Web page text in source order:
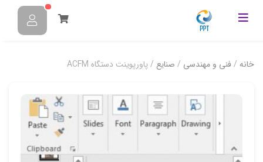
خانه /فنی و مهندسی / صنایع / پاورپوینت دستگاه ACFM